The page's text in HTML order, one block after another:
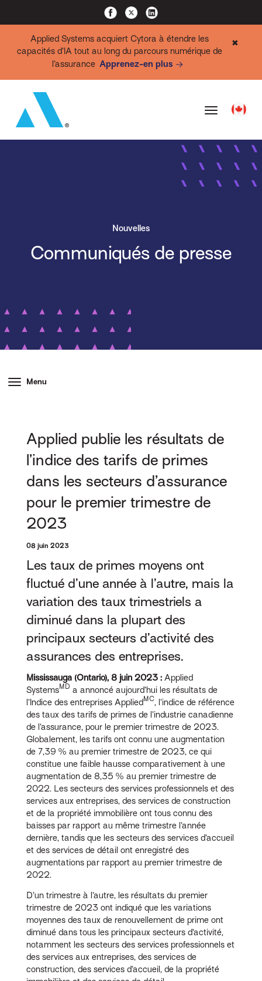
Applied Systems acquiert Cytora à étendre les
capacités d’IA tout au long du parcours numérique de
l’assurance Apprenez-en plus
✖
Nouvelles
Communiqués de presse
Menu
Applied publie les résultats de
l’indice des tarifs de primes
dans les secteurs d’assurance
pour le premier trimestre de
2023
08 juin 2023
Les taux de primes moyens ont
fluctué d’une année à l’autre, mais la
variation des taux trimestriels a
diminué dans la plupart des
principaux secteurs d’activité des
assurances des entreprises.
Mississauga (Ontario), 8 juin 2023 : Applied
SystemsMD a annoncé aujourd’hui les résultats de
l’Indice des entreprises Applied MC, l’indice de référence
des taux des tarifs de primes de l’industrie canadienne
de l’assurance, pour le premier trimestre de 2023.
Globalement, les tarifs ont connu une augmentation
de 7,39 % au premier trimestre de 2023, ce qui
constitue une faible hausse comparativement à une
augmentation de 8,35 % au premier trimestre de
2022. Les secteurs des services professionnels et des
services aux entreprises, des services de construction
et de la propriété immobilière ont tous connu des
baisses par rapport au même trimestre l’année
dernière, tandis que les secteurs des services d’accueil
et des services de détail ont enregistré des
augmentations par rapport au premier trimestre de
2022.
D’un trimestre à l’autre, les résultats du premier
trimestre de 2023 ont indiqué que les variations
moyennes des taux de renouvellement de prime ont
diminué dans tous les principaux secteurs d’activité,
notamment les secteurs des services professionnels et
des services aux entreprises, des services de
construction, des services d’accueil, de la propriété